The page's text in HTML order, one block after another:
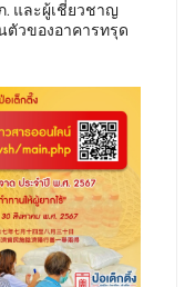
และผู้เชี่ยวชาญ
ตัวของอาคารทรุด